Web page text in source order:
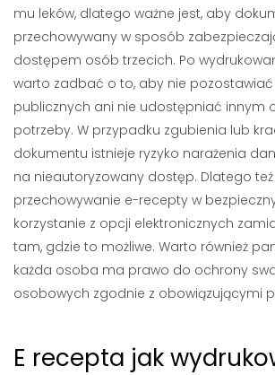
mu leków, dlatego ważne jest, aby
przechowywany w sposób
dostępem osób trzecich. Po
warto zadbać o to, aby nie
publicznych ani nie udostępniać innym
potrzeby. W przypadku zgubienia lub
dokumentu istnieje ryzyko narażenia
na nieautoryzowany dostęp. Dlatego
przechowywanie e-recepty w
korzystanie z opcji elektronicznych
tam, gdzie to możliwe. Warto również
każda osoba ma prawo do ochrony
osobowych zgodnie z obowiązującymi
E recepta jak